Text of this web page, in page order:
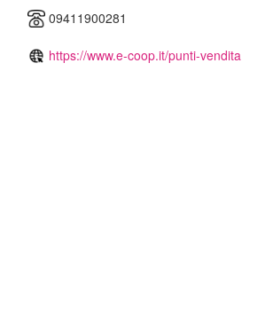
09411900281
https://www.e-coop.it/punti-vendita